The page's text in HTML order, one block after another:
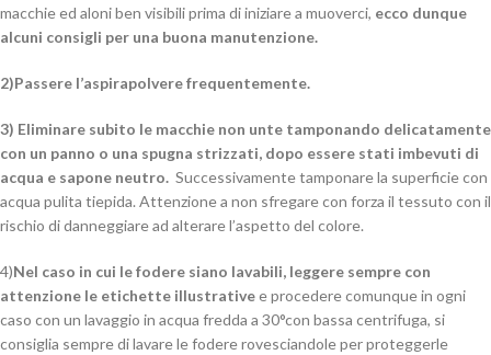
macchie ed aloni ben visibili prima di iniziare a muoverci, ecco dunque
alcuni consigli per una buona manutenzione.
2)Passere l’aspirapolvere frequentemente.
3) Eliminare subito le macchie non unte tamponando delicatamente
con un panno o una spugna strizzati, dopo essere stati imbevuti di
acqua e sapone neutro. Successivamente tamponare la superficie con
acqua pulita tiepida. Attenzione a non sfregare con forza il tessuto con il
rischio di danneggiare ad alterare l’aspetto del colore.
4)Nel caso in cui le fodere siano lavabili, leggere sempre con
attenzione le etichette illustrativee procedere comunque in ogni
caso con un lavaggio in acqua fredda a 30°con bassa centrifuga, si
consiglia sempre di lavare le fodere rovesciandole per proteggerle